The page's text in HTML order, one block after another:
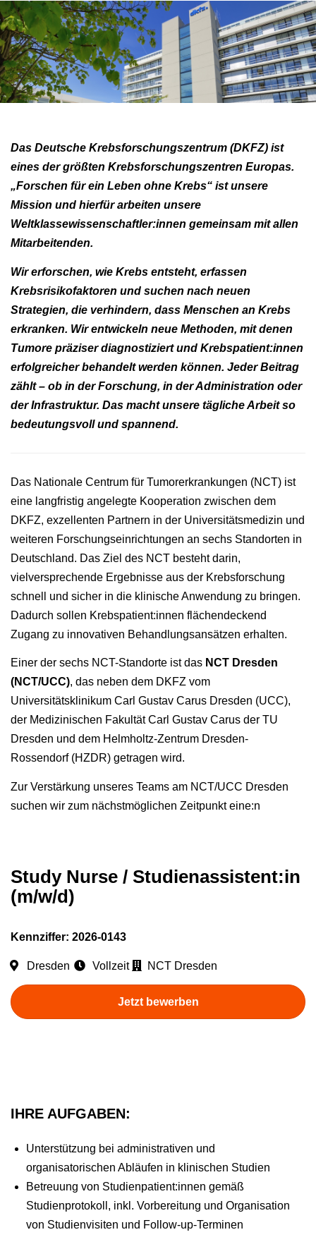
Study Nurse / Studienassistent:in
(m/w/d)
Kennziffer: 2026-0143
Dresden Vollzeit NCT Dresden
Jetzt bewerben
Das Deutsche Krebsforschungszentrum (DKFZ) ist
eines der größten Krebsforschungszentren Europas.
„Forschen für ein Leben ohne Krebs“ ist unsere
Mission und hierfür arbeiten unsere
Weltklassewissenschaftler:innen gemeinsam mit allen
Mitarbeitenden.
Wir erforschen, wie Krebs entsteht, erfassen
Krebsrisikofaktoren und suchen nach neuen
Strategien, die verhindern, dass Menschen an Krebs
erkranken. Wir entwickeln neue Methoden, mit denen
Tumore präziser diagnostiziert und Krebspatient:innen
erfolgreicher behandelt werden können. Jeder Beitrag
zählt – ob in der Forschung, in der Administration oder
der Infrastruktur. Das macht unsere tägliche Arbeit so
bedeutungsvoll und spannend.
Das Nationale Centrum für Tumorerkrankungen (NCT) ist
eine langfristig angelegte Kooperation zwischen dem
DKFZ, exzellenten Partnern in der Universitätsmedizin und
weiteren Forschungseinrichtungen an sechs Standorten in
Deutschland. Das Ziel des NCT besteht darin,
vielversprechende Ergebnisse aus der Krebsforschung
schnell und sicher in die klinische Anwendung zu bringen.
Dadurch sollen Krebspatient:innen flächendeckend
Zugang zu innovativen Behandlungsansätzen erhalten.
Einer der sechs NCT-Standorte ist das NCT Dresden
(NCT/UCC), das neben dem DKFZ vom
Universitätsklinikum Carl Gustav Carus Dresden (UCC),
der Medizinischen Fakultät Carl Gustav Carus der TU
Dresden und dem Helmholtz-Zentrum Dresden-
Rossendorf (HZDR) getragen wird.
Zur Verstärkung unseres Teams am NCT/UCC Dresden
suchen wir zum nächstmöglichen Zeitpunkt eine:n
IHRE AUFGABEN:
Unterstützung bei administrativen und
organisatorischen Abläufen in klinischen Studien
Betreuung von Studienpatient:innen gemäß
Studienprotokoll, inkl. Vorbereitung und Organisation
von Studienvisiten und Follow-up-Terminen